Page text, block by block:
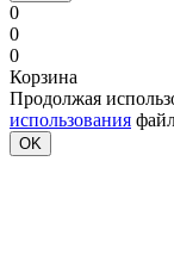
0
0
0
Корзина
Продолжая
использования
OK